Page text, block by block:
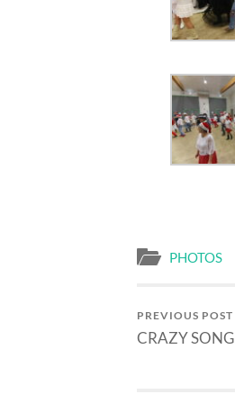
PHOTOS
PREVIOUS POST
CRAZY SONG